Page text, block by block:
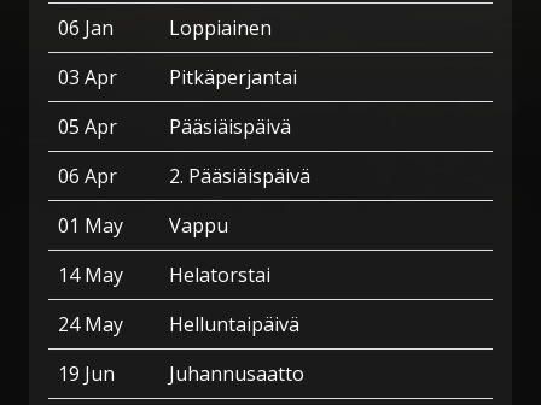
06 Jan
Loppiainen
03 Apr
Pitkäperjantai
05 Apr
Pääsiäispäivä
06 Apr
2. Pääsiäispäivä
01 May
Vappu
14 May
Helatorstai
24 May
Helluntaipäivä
19 Jun
Juhannusaatto